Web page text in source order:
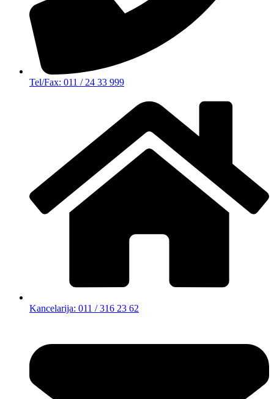
Tel/Fax: 011 / 24 33 999
Kancelarija: 011 / 316 23 62